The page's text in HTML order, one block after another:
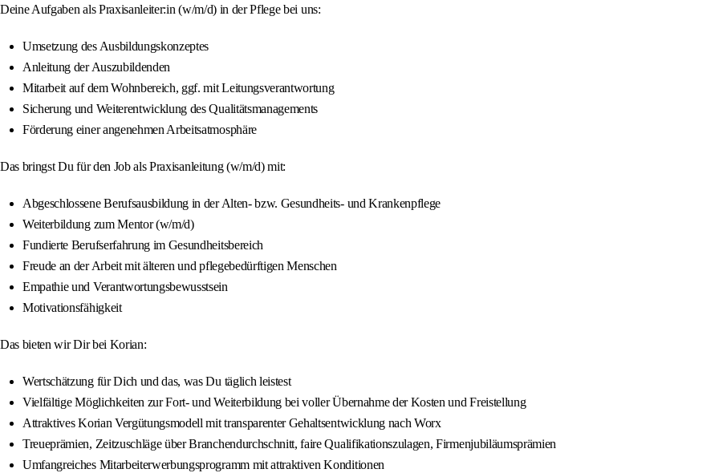
Deine Aufgaben als Praxisanleiter:in (w/m/d) in der Pflege bei uns:
Umsetzung des Ausbildungskonzeptes
Anleitung der Auszubildenden
Mitarbeit auf dem Wohnbereich, ggf. mit Leitungsverantwortung
Sicherung und Weiterentwicklung des Qualitätsmanagements
Förderung einer angenehmen Arbeitsatmosphäre
Das bringst Du für den Job als Praxisanleitung (w/m/d) mit:
Abgeschlossene Berufsausbildung in der Alten- bzw. Gesundheits- und Krankenpflege
Weiterbildung zum Mentor (w/m/d)
Fundierte Berufserfahrung im Gesundheitsbereich
Freude an der Arbeit mit älteren und pflegebedürftigen Menschen
Empathie und Verantwortungsbewusstsein
Motivationsfähigkeit
Das bieten wir Dir bei Korian:
Wertschätzung für Dich und das, was Du täglich leistest
Vielfältige Möglichkeiten zur Fort- und Weiterbildung bei voller Übernahme der Kosten und Freistellung
Attraktives Korian Vergütungsmodell mit transparenter Gehaltsentwicklung nach Worx
Treueprämien, Zeitzuschläge über Branchendurchschnitt, faire Qualifikationszulagen, Firmenjubiläumsprämien
Umfangreiches Mitarbeiterwerbungsprogramm mit attraktiven Konditionen